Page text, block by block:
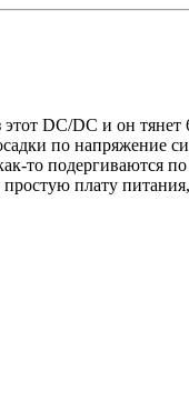
DC/DC и он тянет
по напряжение
то подергиваются
плату